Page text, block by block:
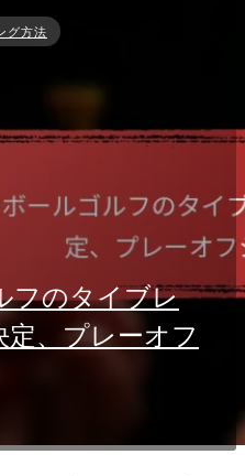
グ方法
フのタイブレ
、プレーオフ